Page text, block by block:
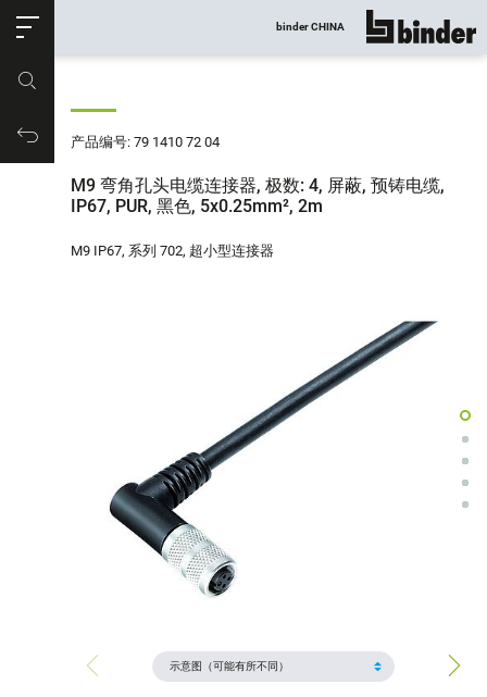
购物车
binder CHINA 显示所有
产品编号: 79 1410 72 04
M9 弯角孔头电缆连接器, 极数: 4, 屏蔽, 预铸电缆,
IP67, PUR, 黑色, 5x0.25mm², 2m
M9 IP67, 系列 702, 超小型连接器